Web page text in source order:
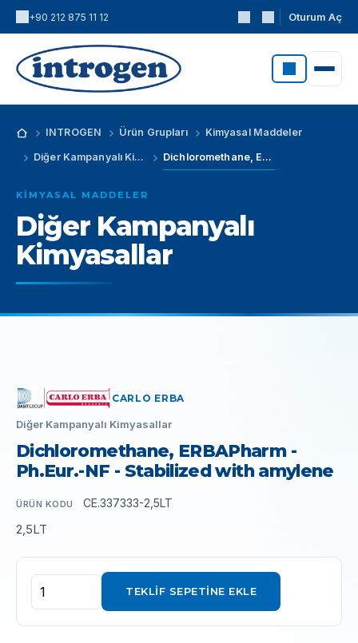
+90 212 875 11 12 Oturum Aç
INTROGEN Ürün Grupları Kimyasal Maddeler
Diğer Kampanyalı Kimyasallar Dichloromethane, ERBAPharm - Ph.Eur.-NF - Stabilized with amylene
KIMYASAL MADDELER
Diğer Kampanyalı
Kimyasallar
CARLO ERBA
Diğer Kampanyalı Kimyasallar
Dichloromethane, ERBAPharm -
Ph.Eur.-NF - Stabilized with amylene
ÜRÜN KODU CE.337333-2,5LT
2,5LT
TEKLIF SEPETINE EKLE